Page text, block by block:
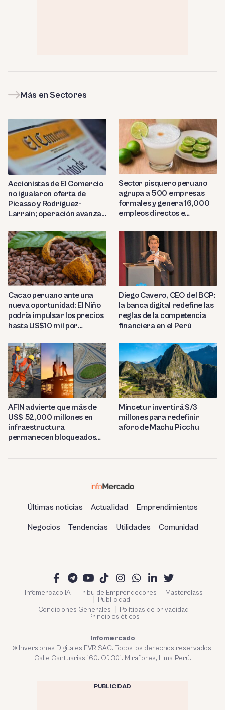
Más en Sectores
Accionistas de El Comercio
no igualaron oferta de
Picasso y Rodríguez-
Larraín; operación avanza
Sector pisquero peruano
agrupa a 500 empresas
formales y genera 16,000
empleos directos e
Cacao peruano ante una
nueva oportunidad: El Niño
podría impulsar los precios
hasta US$10 mil por
Diego Cavero, CEO del BCP:
la banca digital redefine las
reglas de la competencia
financiera en el Perú
AFIN advierte que más de
US$ 52,000 millones en
infraestructura
permanecen bloqueados
Mincetur invertirá S/3
millones para redefinir
aforo de Machu Picchu
Últimas noticias Actualidad Emprendimientos
Negocios Tendencias Utilidades Comunidad
Infomercado IA Tribu de Emprendedores
Masterclass
Publicidad
Condiciones Generales
Políticas de privacidad
Principios éticos
Infomercado
© Inversiones Digitales FVR SAC. Todos los derechos reservados.
Calle Cantuarias 160. Of. 301. Miraflores, Lima-Perú.
PUBLICIDAD